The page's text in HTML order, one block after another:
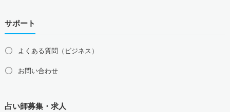
サポート
よくある質問（ビジネス）
お問い合わせ
占い師募集・求人